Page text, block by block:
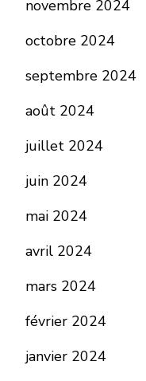
novembre 2024
octobre 2024
septembre 2024
août 2024
juillet 2024
juin 2024
mai 2024
avril 2024
mars 2024
février 2024
janvier 2024